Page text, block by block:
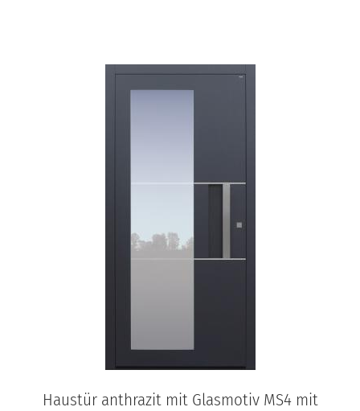
Haustür anthrazit mit Glasmotiv MS4 mit